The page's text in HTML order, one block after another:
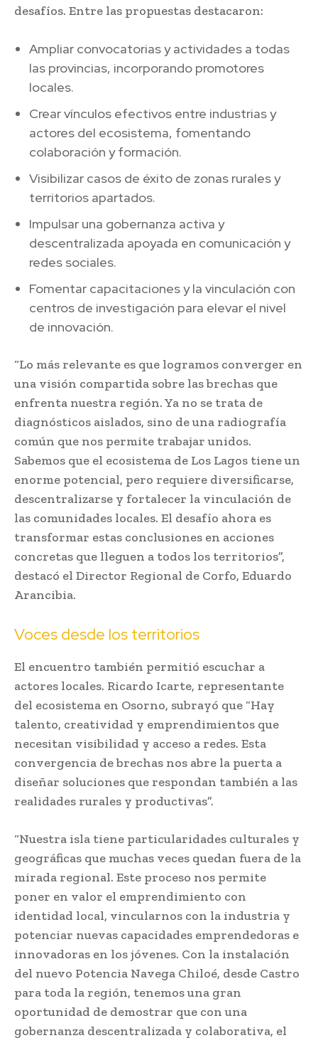
desafíos. Entre las propuestas destacaron:
Ampliar convocatorias y actividades a todas
las provincias, incorporando promotores
locales.
Crear vínculos efectivos entre industrias y
actores del ecosistema, fomentando
colaboración y formación.
Visibilizar casos de éxito de zonas rurales y
territorios apartados.
Impulsar una gobernanza activa y
descentralizada apoyada en comunicación y
redes sociales.
Fomentar capacitaciones y la vinculación con
centros de investigación para elevar el nivel
de innovación.
“Lo más relevante es que logramos converger en
una visión compartida sobre las brechas que
enfrenta nuestra región. Ya no se trata de
diagnósticos aislados, sino de una radiografía
común que nos permite trabajar unidos.
Sabemos que el ecosistema de Los Lagos tiene un
enorme potencial, pero requiere diversificarse,
descentralizarse y fortalecer la vinculación de
las comunidades locales. El desafío ahora es
transformar estas conclusiones en acciones
concretas que lleguen a todos los territorios”,
destacó el Director Regional de Corfo, Eduardo
Arancibia.
Voces desde los territorios
El encuentro también permitió escuchar a
actores locales. Ricardo Icarte, representante
del ecosistema en Osorno, subrayó que “Hay
talento, creatividad y emprendimientos que
necesitan visibilidad y acceso a redes. Esta
convergencia de brechas nos abre la puerta a
diseñar soluciones que respondan también a las
realidades rurales y productivas”.
“Nuestra isla tiene particularidades culturales y
geográficas que muchas veces quedan fuera de la
mirada regional. Este proceso nos permite
poner en valor el emprendimiento con
identidad local, vincularnos con la industria y
potenciar nuevas capacidades emprendedoras e
innovadoras en los jóvenes. Con la instalación
del nuevo Potencia Navega Chiloé, desde Castro
para toda la región, tenemos una gran
oportunidad de demostrar que con una
gobernanza descentralizada y colaborativa, el